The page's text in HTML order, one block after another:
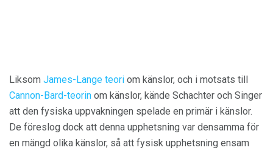
Liksom James-Lange teori om känslor, och i motsats till
Cannon-Bard-teorin om känslor, kände Schachter och Singer
att den fysiska uppvakningen spelade en primär i känslor.
De föreslog dock att denna upphetsning var densamma för
en mängd olika känslor, så att fysisk upphetsning ensam